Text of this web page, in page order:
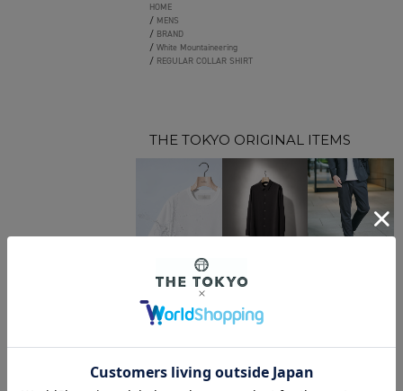
HOME
/ MENS
/ BRAND
/ White Mountaineering
/ REGULAR COLLAR SHIRT
THE TOKYO ORIGINAL ITEMS
THE TOKYO
「もう、焦らない。汚れにくい」SOLOTEX Jersey S/S T-Shirts
￥19,800
THE TOKYO
￥29,700